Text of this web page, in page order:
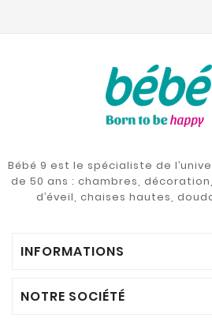
Bébé 9 est le spécialiste de
de 50 ans : chambres,
d’éveil, chaises hautes,
INFORMATIONS
NOTRE SOCIÉTÉ